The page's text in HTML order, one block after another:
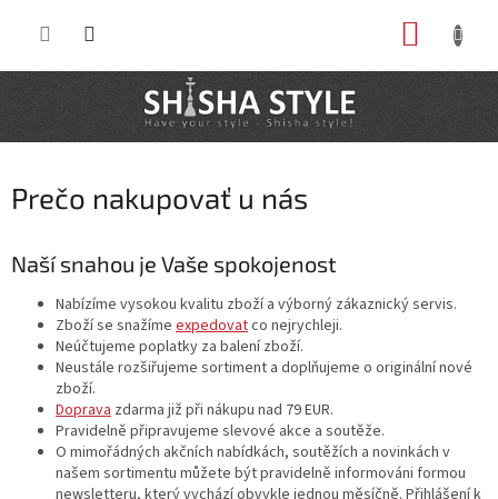
Prečo nakupovať u nás
Naší snahou je Vaše spokojenost
Nabízíme vysokou kvalitu zboží a výborný zákaznický servis.
Zboží se snažíme expedovatco nejrychleji.
Neúčtujeme poplatky za balení zboží.
Neustále rozšiřujeme sortiment a doplňujeme o originální nové
zboží.
Doprava zdarma již při nákupu nad 79 EUR.
Pravidelně připravujeme slevové akce a soutěže.
O mimořádných akčních nabídkách, soutěžích a novinkách v
našem sortimentu můžete být pravidelně informováni formou
newsletteru, který vychází obvykle jednou měsíčně. Přihlášení k